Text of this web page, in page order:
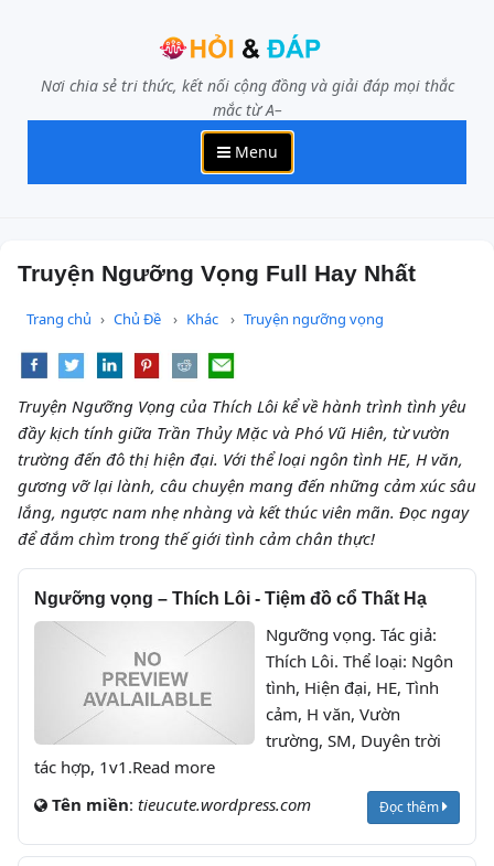
Nơi chia sẻ tri thức, kết nối cộng đồng và giải đáp mọi thắc
mắc từ A–
Menu
Truyện Ngưỡng Vọng Full Hay Nhất
Trang chủ Chủ Đề Khác Truyện ngưỡng vọng
Truyện Ngưỡng Vọng của Thích Lôi kể về hành trình tình yêu
đầy kịch tính giữa Trần Thủy Mặc và Phó Vũ Hiên, từ vườn
trường đến đô thị hiện đại. Với thể loại ngôn tình HE, H văn,
gương vỡ lại lành, câu chuyện mang đến những cảm xúc sâu
lắng, ngược nam nhẹ nhàng và kết thúc viên mãn. Đọc ngay
để đắm chìm trong thế giới tình cảm chân thực!
Ngưỡng vọng – Thích Lôi - Tiệm đồ cổ Thất Hạ
Ngưỡng vọng. Tác giả:
Thích Lôi. Thể loại: Ngôn
tình, Hiện đại, HE, Tình
cảm, H văn, Vườn
trường, SM, Duyên trời
tác hợp, 1v1.Read more
Tên miền: tieucute.wordpress.com Đọc thêm